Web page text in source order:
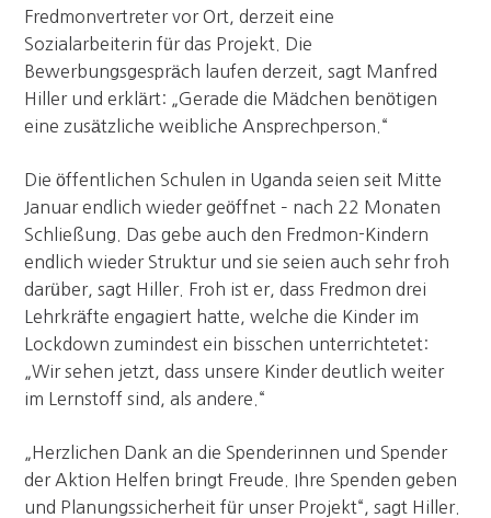
Fredmonvertreter vor Ort, derzeit eine
Sozialarbeiterin für das Projekt. Die
Bewerbungsgespräch laufen derzeit, sagt Manfred
Hiller und erklärt: „Gerade die Mädchen benötigen
eine zusätzliche weibliche Ansprechperson.“
Die öffentlichen Schulen in Uganda seien seit Mitte
Januar endlich wieder geöffnet – nach 22 Monaten
Schließung. Das gebe auch den Fredmon-Kindern
endlich wieder Struktur und sie seien auch sehr froh
darüber, sagt Hiller. Froh ist er, dass Fredmon drei
Lehrkräfte engagiert hatte, welche die Kinder im
Lockdown zumindest ein bisschen unterrichtetet:
„Wir sehen jetzt, dass unsere Kinder deutlich weiter
im Lernstoff sind, als andere.“
„Herzlichen Dank an die Spenderinnen und Spender
der Aktion Helfen bringt Freude. Ihre Spenden geben
und Planungssicherheit für unser Projekt“, sagt Hiller.